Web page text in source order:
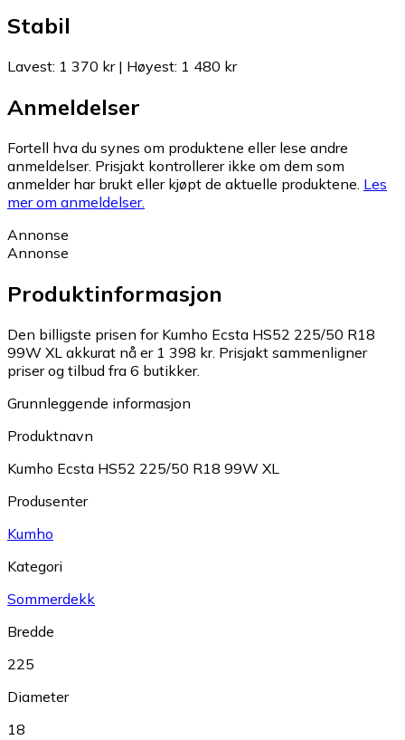
Stabil
Lavest: 1 370 kr| Høyest: 1 480 kr
Anmeldelser
Fortell hva du synes om produktene eller lese andre
anmeldelser. Prisjakt kontrollerer ikke om dem som
anmelder har brukt eller kjøpt de aktuelle produktene. Les
mer om anmeldelser.
Annonse
Annonse
Produktinformasjon
Den billigste prisen for Kumho Ecsta HS52 225/50 R18
99W XL akkurat nå er 1 398 kr. Prisjakt sammenligner
priser og tilbud fra 6 butikker.
Grunnleggende informasjon
Produktnavn
Kumho Ecsta HS52 225/50 R18 99W XL
Produsenter
Kumho
Kategori
Sommerdekk
Bredde
225
Diameter
18